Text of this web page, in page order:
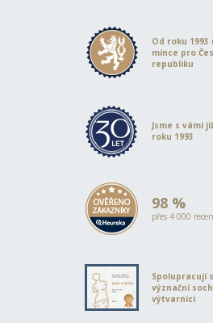
Od roku 1993
mince pro
republiku
Jsme s vámi
roku 1993
98 %
přes 4 000
Spolupracují
význační
výtvarníci